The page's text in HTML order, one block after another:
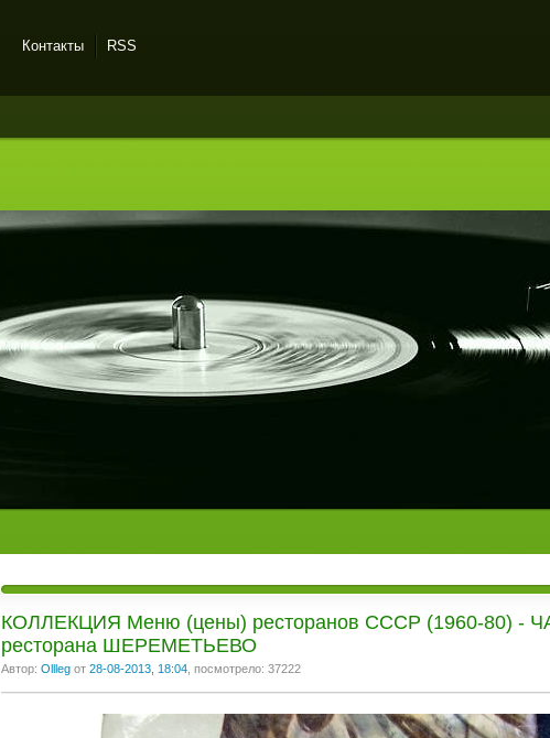
Контакты RSS
КОЛЛЕКЦИЯ Меню (цены) ресторанов СССР (1960-80) -
ресторана ШЕРЕМЕТЬЕВО
Автор: Ollleg от 28-08-2013, 18:04 , посмотрело: 37222